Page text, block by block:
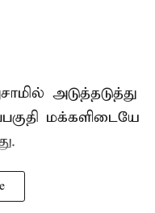
அடுத்தடுத்து
மக்களிடையே